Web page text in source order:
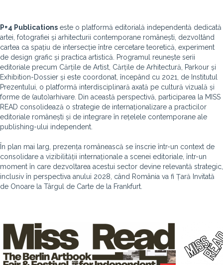
P+4 Publications este o platformă editorială independentă dedicată
artei, fotografiei și arhitecturii contemporane românești, dezvoltând
cartea ca spațiu de intersecție între cercetare teoretică, experiment
de design grafic și practica artistică. Programul reunește serii
editoriale precum Cărțile de Artist, Cărțile de Arhitectură, Parkour și
Exhibition-Dossier și este coordonat, începând cu 2021, de Institutul
Prezentului, o platformă interdisciplinară axată pe cultură vizuală și
forme de (auto)arhivare. Din această perspectivă, participarea la MISS
READ consolidează o strategie de internaționalizare a practicilor
editoriale românești și de integrare în rețelele contemporane ale
publishing-ului independent.
În plan mai larg, prezența românească se înscrie într-un context de
consolidare a vizibilității internaționale a scenei editoriale, într-un
moment în care dezvoltarea acestui sector devine relevantă strategic,
inclusiv în perspectiva anului 2028, când România va fi Țară Invitată
de Onoare la Târgul de Carte de la Frankfurt.